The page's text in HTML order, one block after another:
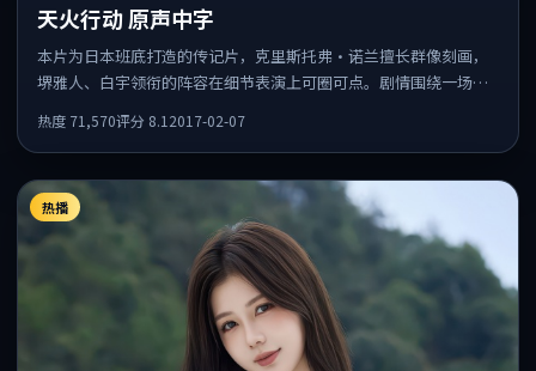
天火行动 原声中字
本片为日本班底打造的传记片，克里斯托弗·诺兰擅长群像刻画，
堺雅人、白宇领衔的阵容在细节表演上可圈可点。剧情围绕一场意
热度 71,570评分 8.1 2017-02-07
热播